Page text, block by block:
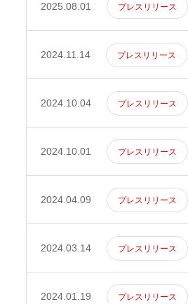
2025.08.01 プレスリリース
2024.11.14 プレスリリース
2024.10.04 プレスリリース
2024.10.01 プレスリリース
2024.04.09 プレスリリース
2024.03.14 プレスリリース
2024.01.19 プレスリリース